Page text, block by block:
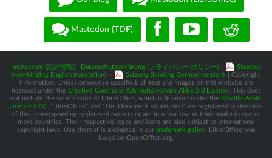
Mastodon (TDF)
Impressum (法的情報) Datenschutzerklärung (プライバシー ポリシー)
Statutes
(non-binding English translation) - Satzung (binding German version)
| Copyright
information: Unless otherwise specified, all text and images on this website are
licensed under the Creative Commons Attribution-Share Alike 3.0 License. This does
not include the source code of LibreOffice, which is licensed under the Mozilla Public
License v2.0 . “LibreOffice” and “The Document Foundation” are registered trademarks
of their corresponding registered owners or are in actual use as trademarks in one or
more countries. Their respective logos and icons are also subject to international
copyright laws. Use thereof is explained in our trademark policy. LibreOffice was
based on OpenOffice.org.